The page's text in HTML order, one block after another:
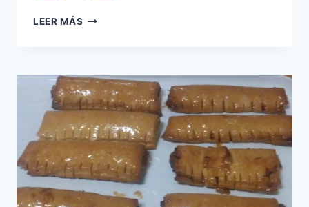
LEER MÁS HOJALDRE
CABELLO
DE
ÁNGEL